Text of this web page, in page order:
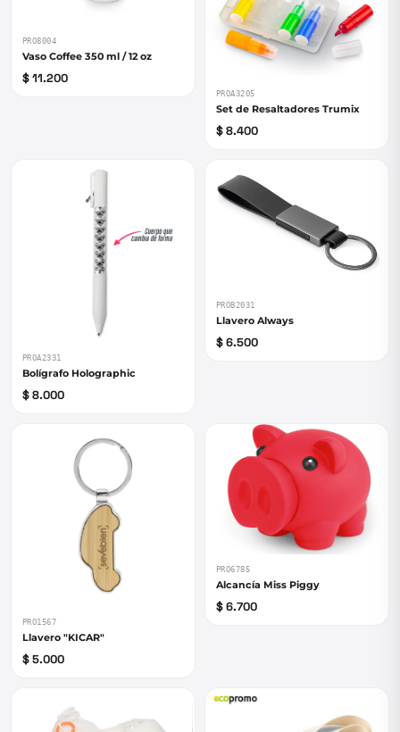
PRO8004
Vaso Coffee 350 ml / 12 oz
$ 11.200
PROA3205
Set de Resaltadores Trumix
$ 8.400
PROA2331
Bolígrafo Holographic
$ 8.000
PROB2031
Llavero Always
$ 6.500
PRO1567
Llavero "KICAR"
$ 5.000
PRO6785
Alcancía Miss Piggy
$ 6.700